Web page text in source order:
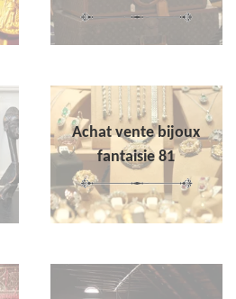
Achat vente bijoux
fantaisie 81